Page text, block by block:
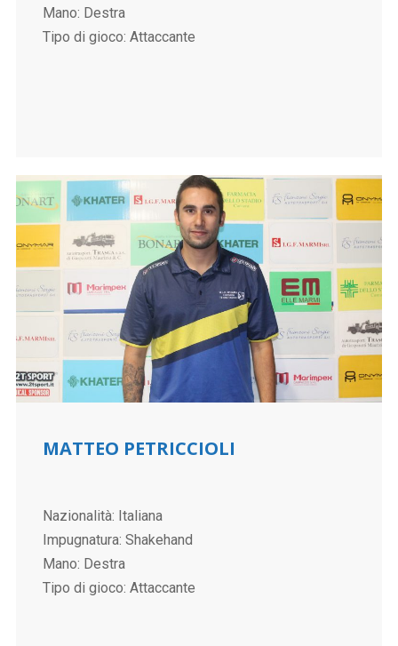
Mano: Destra
Tipo di gioco: Attaccante
MATTEO PETRICCIOLI
Nazionalità: Italiana
Impugnatura: Shakehand
Mano: Destra
Tipo di gioco: Attaccante